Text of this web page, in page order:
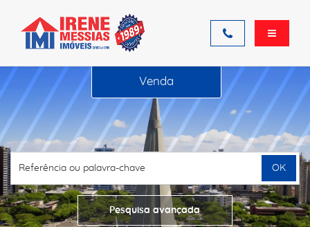
Venda
Pesquisa avançada
OK